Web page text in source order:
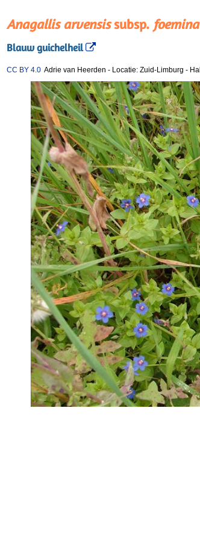
Anagallis arvensissubsp. foemina
Blauw guichelheil
CC BY 4.0 Adrie van Heerden - Locatie: Zuid-Limburg -